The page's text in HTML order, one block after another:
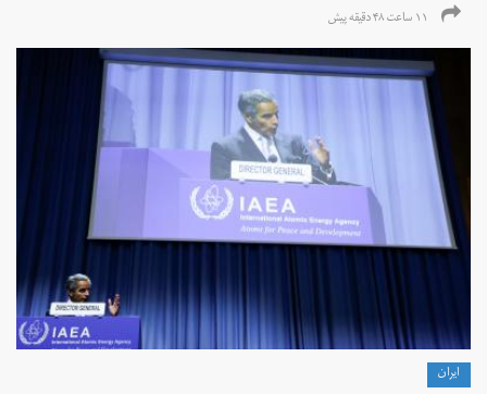
۱۱ ساعت ۴۸ دقیقه پیش
ايران